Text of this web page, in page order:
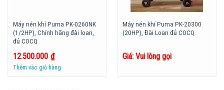
Máy nén khí Puma PK-0260NK
(1/2HP), Chính hãng đài loan,
đủ COCQ
12.500.000 ₫
Thêm vào giỏ hàng
Máy nén khí Puma PK-20300
(20HP), Đài Loan đủ COCQ
Giá: Vui lòng gọi